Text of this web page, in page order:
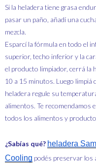
Si la heladera tiene grasa
pasar un paño, añadí una
mezcla.
Esparcí la fórmula en todo el
superior, techo inferior y la
el producto limpiador, cerrá la
10 a 15 minutos. Luego
heladera regule su
alimentos. Te recomendamos
todos los alimentos y
¿Sabías qué? heladera
Cooling podés preservar los